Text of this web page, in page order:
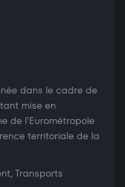
dans le cadre de
mise en
de l'Eurométropole
territoriale de la
Transports